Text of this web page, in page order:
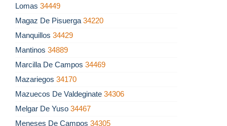
Lomas 34449
Magaz De Pisuerga 34220
Manquillos 34429
Mantinos 34889
Marcilla De Campos 34469
Mazariegos 34170
Mazuecos De Valdeginate 34306
Melgar De Yuso 34467
Meneses De Campos 34305